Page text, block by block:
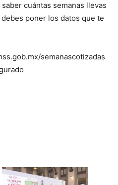
cuántas semanas llevas
poner los datos que te
semanascotizadas